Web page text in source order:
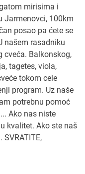
mirisima i
Jarmenovci, 100km
posao pa ćete se
našem rasadniku
cveća. Balkonskog,
tagetes, viola,
tokom cele
program. Uz naše
potrebnu pomoć
Ako nas niste
kvalitet. Ako ste naš